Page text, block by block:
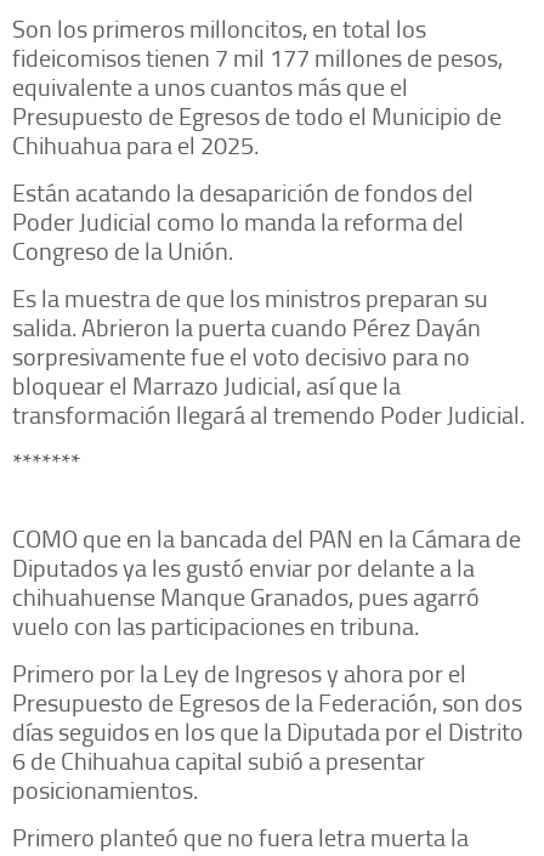
Son los primeros milloncitos, en total los
fideicomisos tienen 7 mil 177 millones de pesos,
equivalente a unos cuantos más que el
Presupuesto de Egresos de todo el Municipio de
Chihuahua para el 2025.
Están acatando la desaparición de fondos del
Poder Judicial como lo manda la reforma del
Congreso de la Unión.
Es la muestra de que los ministros preparan su
salida. Abrieron la puerta cuando Pérez Dayán
sorpresivamente fue el voto decisivo para no
bloquear el Marrazo Judicial, así que la
transformación llegará al tremendo Poder Judicial.
*******
COMO que en la bancada del PAN en la Cámara de
Diputados ya les gustó enviar por delante a la
chihuahuense Manque Granados, pues agarró
vuelo con las participaciones en tribuna.
Primero por la Ley de Ingresos y ahora por el
Presupuesto de Egresos de la Federación, son dos
días seguidos en los que la Diputada por el Distrito
6 de Chihuahua capital subió a presentar
posicionamientos.
Primero planteó que no fuera letra muerta la